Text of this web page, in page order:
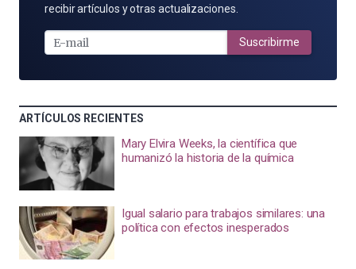
POR
MAIL
recibir artículos y otras actualizaciones.
Suscribirme
ARTÍCULOS RECIENTES
Mary Elvira Weeks, la científica que
humanizó la historia de la química
Igual salario para trabajos similares: una
política con efectos inesperados